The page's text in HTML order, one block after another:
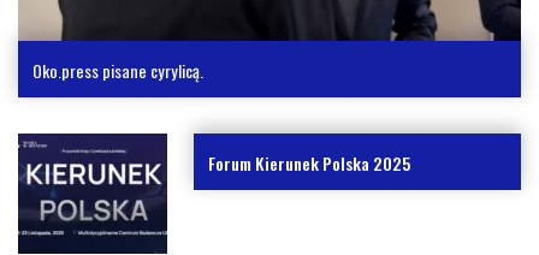
Oko.press pisane cyrylicą.
Forum Kierunek Polska 2025